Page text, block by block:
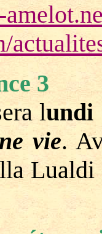
3
lundi
vie.